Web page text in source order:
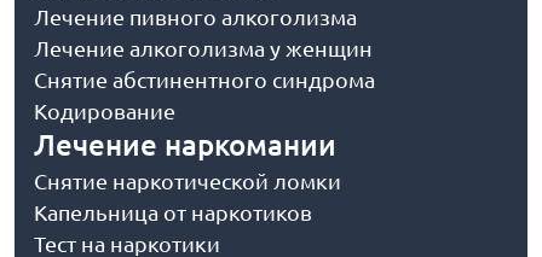
Лечение пивного алкоголизма
Лечение алкоголизма у женщин
Снятие абстинентного синдрома
Кодирование
Лечение наркомании
Снятие наркотической ломки
Капельница от наркотиков
Тест на наркотики